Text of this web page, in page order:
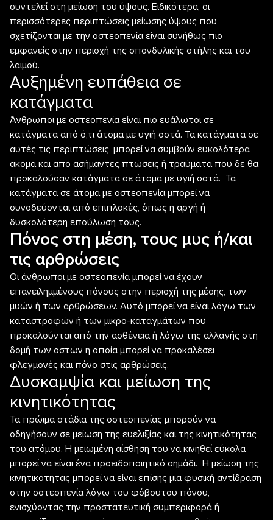
συντελεί στη μείωση του ύψους. Ειδικότερα, οι
περισσότερες περιπτώσεις μείωσης ύψους που
σχετίζονται με την οστεοπενία είναι συνήθως πιο
εμφανείς στην περιοχή της σπονδυλικής στήλης και του
λαιμού.
Αυξημένη ευπάθεια σε
κατάγματα
Άνθρωποι με οστεοπενία είναι πιο ευάλωτοι σε
κατάγματα από ό,τι άτομα με υγιή οστά. Τα κατάγματα σε
αυτές τις περιπτώσεις, μπορεί να συμβούν ευκολότερα
ακόμα και από ασήμαντες πτώσεις ή τραύματα που δε θα
προκαλούσαν κατάγματα σε άτομα με υγιή οστά. Τα
κατάγματα σε άτομα με οστεοπενία μπορεί να
συνοδεύονται από επιπλοκές, όπως η αργή ή
δυσκολότερη επούλωση τους.
Πόνος στη μέση, τους μυς ή/και
τις αρθρώσεις
Οι άνθρωποι με οστεοπενία μπορεί να έχουν
επανειλημμένους πόνους στην περιοχή της μέσης, των
μυών ή των αρθρώσεων. Αυτό μπορεί να είναι λόγω των
καταστροφών ή των μικρο-καταγμάτων που
προκαλούνται από την ασθένεια ή λόγω της αλλαγής στη
δομή των οστών η οποία μπορεί να προκαλέσει
φλεγμονές και πόνο στις αρθρώσεις.
Δυσκαμψία και μείωση της
κινητικότητας
Τα πρώιμα στάδια της οστεοπενίας μπορούν να
οδηγήσουν σε μείωση της ευελιξίας και της κινητικότητας
του ατόμου. Η μειωμένη αίσθηση του να κινηθεί εύκολα
μπορεί να είναι ένα προειδοποιητικό σημάδι. Η μείωση της
κινητικότητας μπορεί να είναι επίσης μια φυσική αντίδραση
στην οστεοπενία λόγω του φόβουτου πόνου,
ενισχύοντας την προστατευτική συμπεριφορά ή